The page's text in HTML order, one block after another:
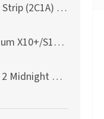
Xiaomi 20W Power Strip (2C1A) EU
z 5 hviezdičiek.
Xiaomi Robot Vacuum X10+/S10+/X10/X20+ Side Brush
z 5 hviezdičiek.
GameSir Nova Lite 2 Midnight Gray
z 5 hviezdičiek.